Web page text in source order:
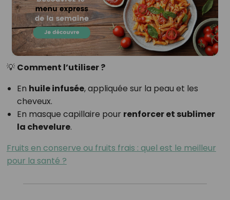
💡 Comment l’utiliser ?
En huile infusée, appliquée sur la peau et les
cheveux.
En masque capillaire pour renforcer et sublimer
la chevelure.
Fruits en conserve ou fruits frais : quel est le meilleur
pour la santé ?